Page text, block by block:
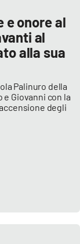
e onore al
al
alla sua
Palinuro della
Giovanni con la
degli